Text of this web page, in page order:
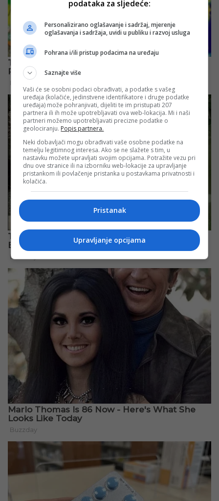
podataka za sljedeće:
Personalizirano oglašavanje i sadržaj, mjerenje
oglašavanja i sadržaja, uvidi u publiku i razvoj usluga
Pohrana i/ili pristup podacima na uređaju
Saznajte više
Vaši će se osobni podaci obrađivati, a podatke s vašeg
uređaja (kolačiće, jedinstvene identifikatore i druge podatke
uređaja) može pohranjivati, dijeliti te im pristupati 207
partnera ili ih može upotrebljavati ova web-lokacija. Mi i naši
partneri možemo upotrebljavati precizne podatke o
geolociranju. Popis partnera.
Neki dobavljači mogu obrađivati vaše osobne podatke na
temelju legitimnog interesa. Ako se ne slažete s tim, u
nastavku možete upravljati svojim opcijama. Potražite vezu pri
dnu ove stranice ili na izborniku web-lokacije za upravljanje
pristankom ili povlačenje pristanka u postavkama privatnosti i
kolačića.
Pristanak
Upravljanje opcijama